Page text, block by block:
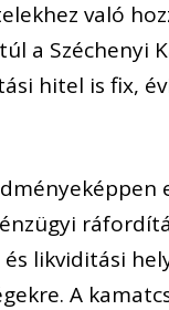
való
a Széchenyi
hitel is fix,
és likviditási
A